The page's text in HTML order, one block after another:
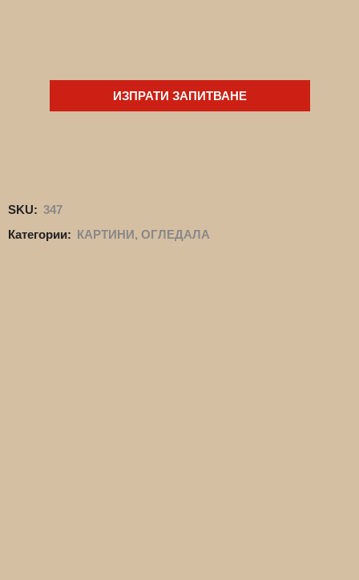
ИЗПРАТИ ЗАПИТВАНЕ
SKU: 347
Категории:
КАРТИНИ, ОГЛЕДАЛА